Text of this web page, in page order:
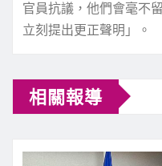
官員抗議，他們會毫不
立刻提出更正聲明」。
相關報導